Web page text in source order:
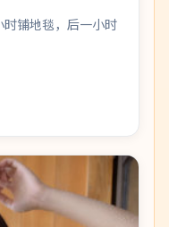
时铺地毯，后一小时